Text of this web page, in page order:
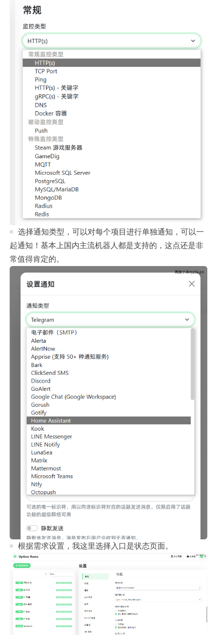
选择通知类型，可以对每个项目进行单独通知，可以一
起通知！基本上国内主流机器人都是支持的，这点还是非
常值得肯定的。
根据需求设置，我这里选择入口是状态页面。